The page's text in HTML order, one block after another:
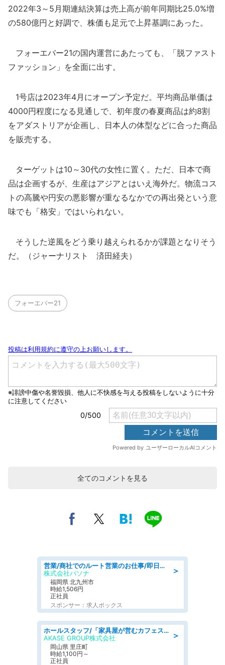
2022年3～5月期連結決算は売上高が前年同期比25.0%増
の580億円と好調で、株価も足元で上昇基調にあった。
フォーエバー21の国内運営にあたっても、「脱ファスト
ファッション」を全面に出す。
1号店は2023年4月にオープン予定だ。平均商品単価は
4000円程度になる見通しで、初年度の春夏商品は約8割
をアダストリアが企画し、日本人の体型などに合った商品
を販売する。
ターゲットは10～30代の女性に置く。ただ、日本で商
品は企画するが、生産はアジアとはいえ海外だ。物流コス
トの高騰や円安の悪影響が重なるなかでの再出発という意
味でも「格安」ではいられない。
そうした逆風をどう乗り越えられるかが課題となりそう
だ。（ジャーナリスト 済田経夫）
フォーエバー21
全てのコメントを見る
＞
営業/商社でのルート営業のお仕事/即日勤務可/車通勤可/営業
株式会社パソナ
福岡県 北九州市
時給1,506円
正社員
スポンサー：求人ボックス
＞
ホールスタッフ/「家具屋が営むカフェスタッフ!」週2日～OK!嬉しいまかない付き/岡山県/浅口郡里庄町
AKASE GROUP株式会社
岡山県 里庄町
時給1,100円～
正社員